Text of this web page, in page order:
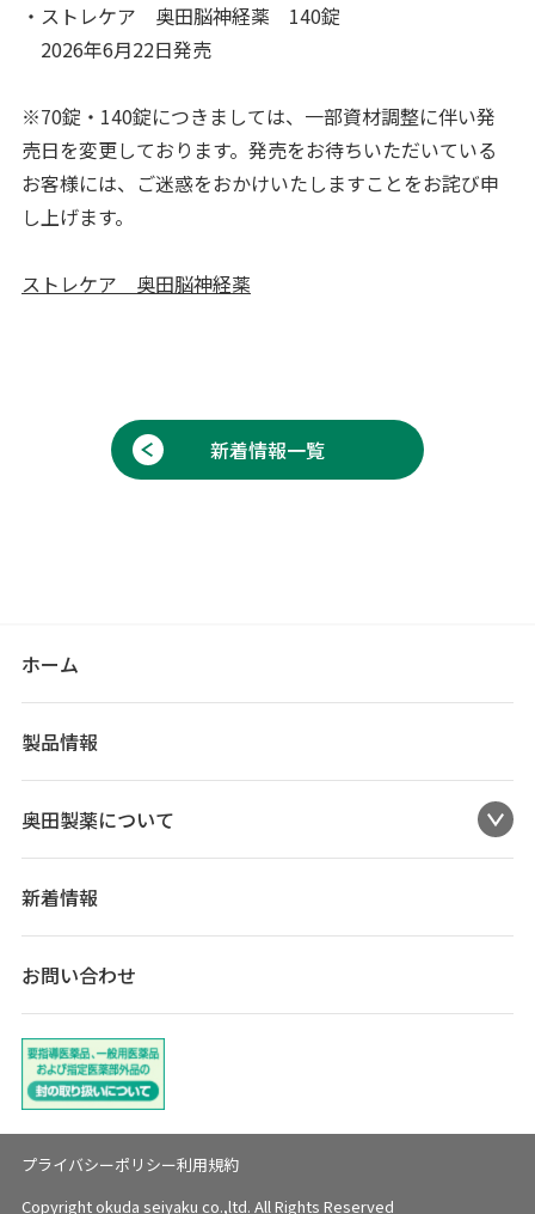
・ストレケア 奥田脳神経薬 140錠
2026年6月22日発売
※70錠・140錠につきましては、一部資材調整に伴い発
売日を変更しております。発売をお待ちいただいている
お客様には、ご迷惑をおかけいたしますことをお詫び申
し上げます。
ストレケア 奥田脳神経薬
新着情報一覧
ホーム
製品情報
奥田製薬について
新着情報
お問い合わせ
プライバシーポリシー利用規約
Copyright okuda seiyaku co.,ltd. All Rights Reserved